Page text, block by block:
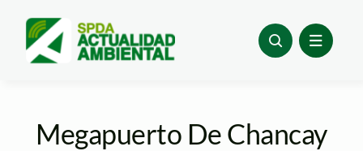
content
Megapuerto De Chancay